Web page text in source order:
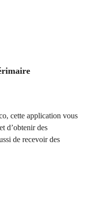
cette application vous
d’obtenir des
de recevoir des